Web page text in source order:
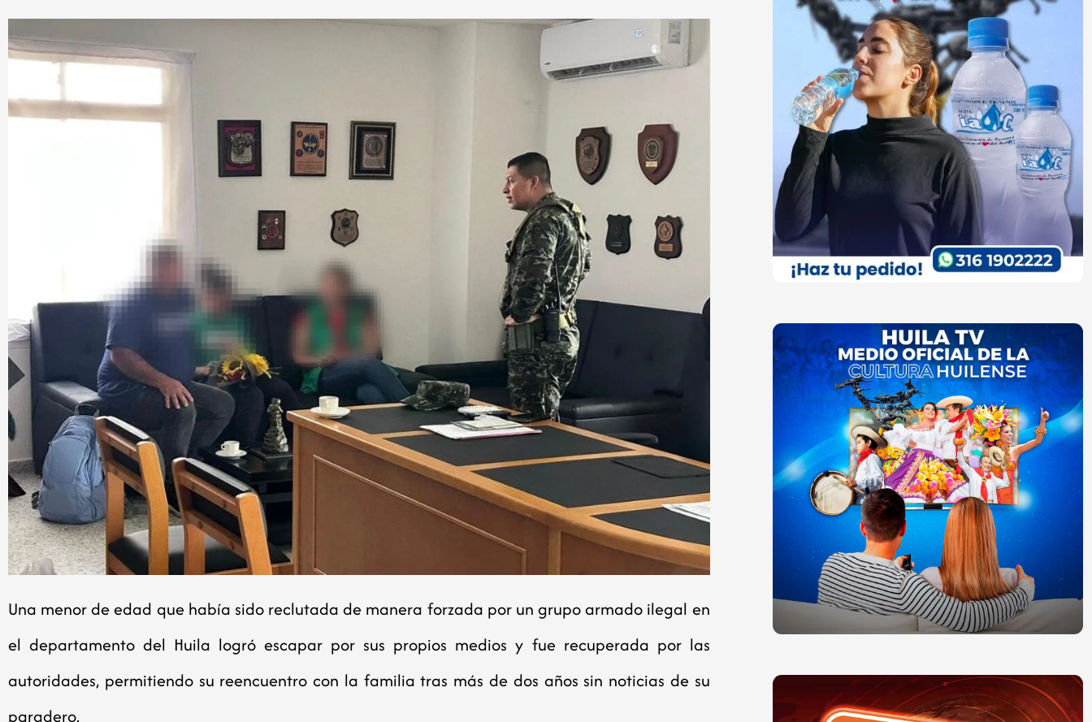
Una menor de edad que había sido reclutada de manera forzada por un grupo armado ilegal en
el departamento del Huila logró escapar por sus propios medios y fue recuperada por las
autoridades, permitiendo su reencuentro con la familia tras más de dos años sin noticias de su
paradero.